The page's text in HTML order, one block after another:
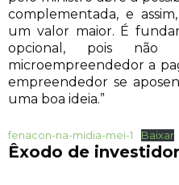
complementada, e
um valor maior. É
opcional, pois
microempreendedor a
empreendedor se
uma boa ideia.”
fenacon-na-midia-mei-1 Baixar
Êxodo de